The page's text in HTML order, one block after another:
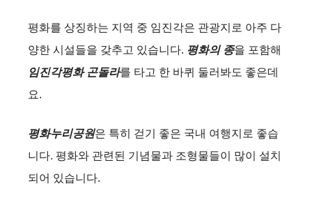
평화를 상징하는 지역 중 임진각은 관광지로 아주 다
양한 시설들을 갖추고 있습니다. 평화의 종을 포함해
임진각평화 곤돌라를 타고 한 바퀴 둘러봐도 좋은데
요.
평화누리공원은 특히 걷기 좋은 국내 여행지로 좋습
니다. 평화와 관련된 기념물과 조형물들이 많이 설치
되어 있습니다.